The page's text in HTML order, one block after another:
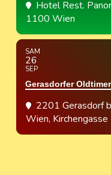
Hotel Rest.
1100 Wien
SAM
26
SEP
Gerasdorfer
2201 Gerasdorf
Wien, Kirchengasse